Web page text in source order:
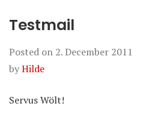
Testmail
Posted on 2. December 2011
byHilde
Servus Wölt!